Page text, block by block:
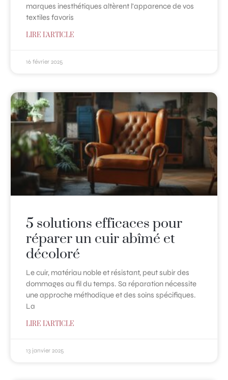
marques inesthétiques altèrent l'apparence de vos
textiles favoris
LIRE L'ARTICLE
16 février 2025
5 solutions efficaces pour
réparer un cuir abîmé et
décoloré
Le cuir, matériau noble et résistant, peut subir des
dommages au fil du temps. Sa réparation nécessite
une approche méthodique et des soins spécifiques.
La
LIRE L'ARTICLE
13 janvier 2025